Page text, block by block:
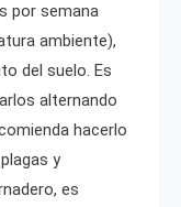
por semana
ambiente),
del suelo. Es
alternando
hacerlo
y
es